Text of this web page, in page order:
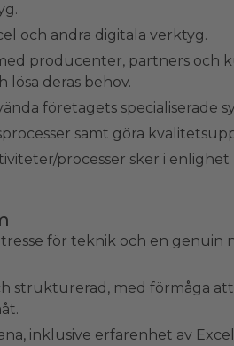
och andra digitala verktyg.
producenter, partners och
lösa deras behov.
företagets specialiserade
samt göra
processer sker i
för teknik och en genuin
strukturerad, med förmåga
inklusive erfarenhet av